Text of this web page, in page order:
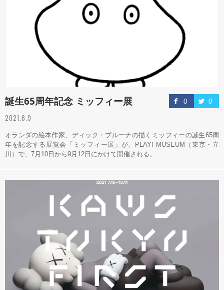
0 0
誕生65周年記念 ミッフィー展
2021.6.9
オランダの絵本作家、ディック・ブルーナの描くミッフィーの誕生65周
年を記念する展覧会「ミッフィー展」が、PLAY! MUSEUM（東京・立
川）で、7月10日から9月12日にかけて開催される。 ...